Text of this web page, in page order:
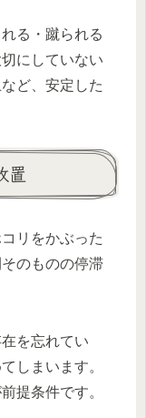
る・蹴られる
にしていない
ど、安定した
置
リをかぶった
のものの停滞
を忘れてい
しまいます。
提条件です。